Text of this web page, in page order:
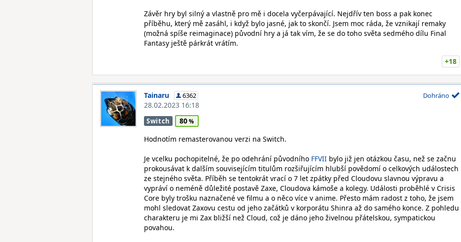
Závěr hry byl silný a vlastně pro mě i docela vyčerpávající. Nejdřív ten boss a pak konec
příběhu, který mě zasáhl, i když bylo jasné, jak to skončí. Jsem moc ráda, že vznikají remaky
(možná spíše reimaginace) původní hry a já tak vím, že se do toho světa sedmého dílu Final
Fantasy ještě párkrát vrátím.
+18
Tainaru 6362
28.02.2023 16:18
Dohráno
Switch
80
Hodnotím remasterovanou verzi na Switch.
Je vcelku pochopitelné, že po odehrání původního FFVII bylo již jen otázkou času, než se začnu
prokousávat k dalším souvisejícím titulům rozšiřujícím hlubší povědomí o celkových událostech
ze stejného světa. Příběh se tentokrát vrací o 7 let zpátky před Cloudovu slavnou výpravu a
vypráví o neméně důležité postavě Zaxe, Cloudova kámoše a kolegy. Události proběhlé v Crisis
Core byly trošku naznačené ve filmu a o něco více v anime. Přesto mám radost z toho, že jsem
mohl sledovat Zaxovu cestu od jeho začátků v korporátu Shinra až do samého konce. Z pohledu
charakteru je mi Zax bližší než Cloud, což je dáno jeho živelnou přátelskou, sympatickou
povahou.